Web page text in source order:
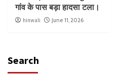
गांव के पास बड़ा हादसा टला।
hinwali June 11, 2026
Search